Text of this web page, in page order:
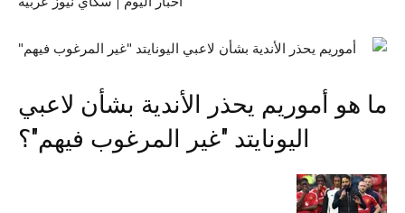
ما هو أموريم يحذر الأندية بشأن لاعبي
اليونايتد "غير المرغوب فيهم"؟